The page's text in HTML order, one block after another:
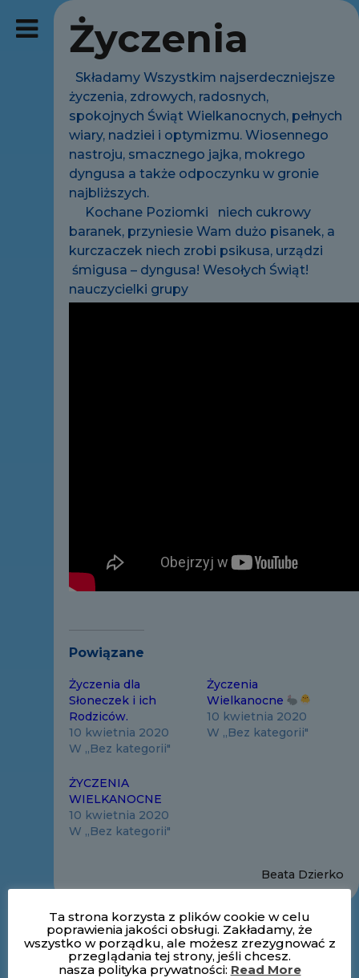
Życzenia
Składamy Wszystkim najserdeczniejsze
życzenia, zdrowych, radosnych,
spokojnych Świąt Wielkanocnych, pełnych
wiary, nadziei i optymizmu. Wiosennego
nastroju, smacznego jajka, mokrego
dyngusa a także odpoczynku w gronie
najbliższych.
Kochane Poziomki niech cukrowy
baranek, przyniesie Wam dużo pisanek, a
kurczaczek niech zrobi psikusa, urządzi
śmigusa – dyngusa! Wesołych Świąt!
nauczycielki grupy
Powiązane
Życzenia dla
Słoneczek i ich
Rodziców.
10 kwietnia 2020
W „Bez kategorii"
Życzenia
Wielkanocne
10 kwietnia 2020
W „Bez kategorii"
ŻYCZENIA
WIELKANOCNE
10 kwietnia 2020
W „Bez kategorii"
Beata Dzierko
Ta strona korzysta z plików cookie w celu
poprawienia jakości obsługi. Zakładamy, że
wszystko w porządku, ale możesz zrezygnować z
przeglądania tej strony, jeśli chcesz.
nasza polityka prywatności: Read More